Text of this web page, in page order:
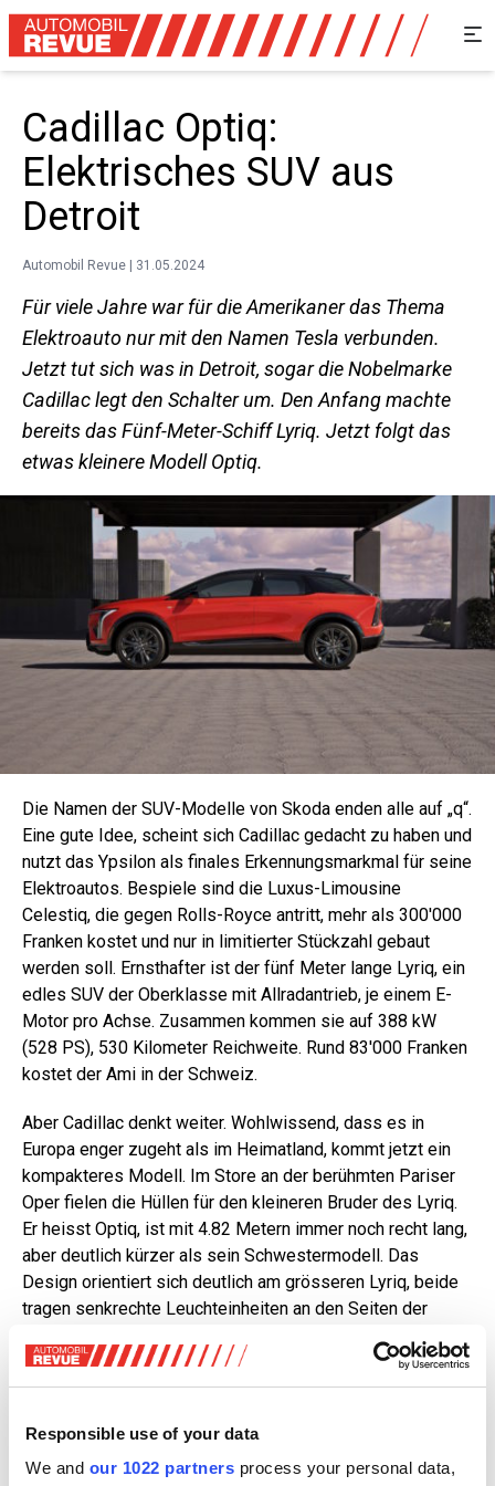
Responsible use of your data
We and our 1022 partners process your personal data,
Cadillac Optiq:
Elektrisches SUV aus
Detroit
Automobil Revue | 31.05.2024
Für viele Jahre war für die Amerikaner das Thema
Elektroauto nur mit den Namen Tesla verbunden.
Jetzt tut sich was in Detroit, sogar die Nobelmarke
Cadillac legt den Schalter um. Den Anfang machte
bereits das Fünf-Meter-Schiff Lyriq. Jetzt folgt das
etwas kleinere Modell Optiq.
Die Namen der SUV-Modelle von Skoda enden alle auf „q“.
Eine gute Idee, scheint sich Cadillac gedacht zu haben und
nutzt das Ypsilon als finales Erkennungsmarkmal für seine
Elektroautos. Bespiele sind die Luxus-Limousine
Celestiq, die gegen Rolls-Royce antritt, mehr als 300'000
Franken kostet und nur in limitierter Stückzahl gebaut
werden soll. Ernsthafter ist der fünf Meter lange Lyriq, ein
edles SUV der Oberklasse mit Allradantrieb, je einem E-
Motor pro Achse. Zusammen kommen sie auf 388 kW
(528 PS), 530 Kilometer Reichweite. Rund 83'000 Franken
kostet der Ami in der Schweiz.
Aber Cadillac denkt weiter. Wohlwissend, dass es in
Europa enger zugeht als im Heimatland, kommt jetzt ein
kompakteres Modell. Im Store an der berühmten Pariser
Oper fielen die Hüllen für den kleineren Bruder des Lyriq.
Er heisst Optiq, ist mit 4.82 Metern immer noch recht lang,
aber deutlich kürzer als sein Schwestermodell. Das
Design orientiert sich deutlich am grösseren Lyriq, beide
tragen senkrechte Leuchteinheiten an den Seiten der
Der Kühlergrill ist im Gegensatz zu dem gewaltigen
Hauptmerkmale des Hecks sind die langen
Bremsleuchten an den Seiten der Rückscheibe und die